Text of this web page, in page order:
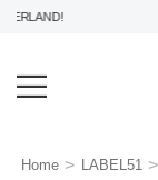
Home > LABEL51 >